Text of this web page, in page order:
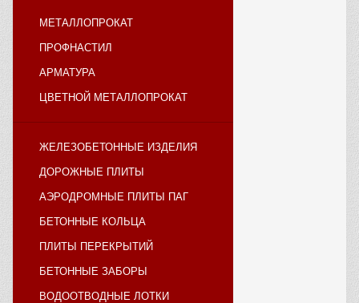
МЕТАЛЛОПРОКАТ
ПРОФНАСТИЛ
АРМАТУРА
ЦВЕТНОЙ МЕТАЛЛОПРОКАТ
ЖЕЛЕЗОБЕТОННЫЕ ИЗДЕЛИЯ
ДОРОЖНЫЕ ПЛИТЫ
АЭРОДРОМНЫЕ ПЛИТЫ ПАГ
БЕТОННЫЕ КОЛЬЦА
ПЛИТЫ ПЕРЕКРЫТИЙ
БЕТОННЫЕ ЗАБОРЫ
ВОДООТВОДНЫЕ ЛОТКИ